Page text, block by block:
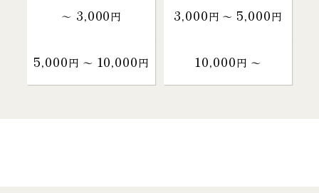
～ 3,000円 3,000円 〜 5,000円
5,000円 〜 10,000円 10,000円 〜